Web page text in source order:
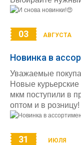
03 АВГУСТА
Новинка в
Уважаемые
Новые
мкм поступили в
оптом и в розницу!
31 ИЮЛЯ